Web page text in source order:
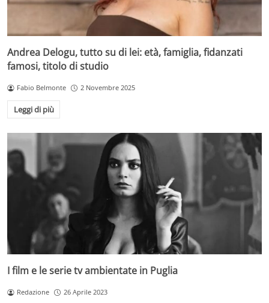
Andrea Delogu, tutto su di lei: età, famiglia, fidanzati
famosi, titolo di studio
Fabio Belmonte 2 Novembre 2025
Leggi di più
I film e le serie tv ambientate in Puglia
Redazione 26 Aprile 2023